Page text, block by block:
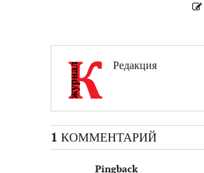
Редакция
1 КОММЕНТАРИЙ
Pingback